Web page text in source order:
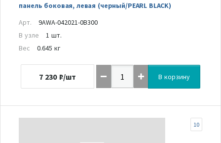
панель боковая, левая (черный/PEARL BLACK)
Арт.
9AWA-042021-0B300
В узле
1 шт.
Вес
0.645 кг
7 230 ₽/шт В корзину
10